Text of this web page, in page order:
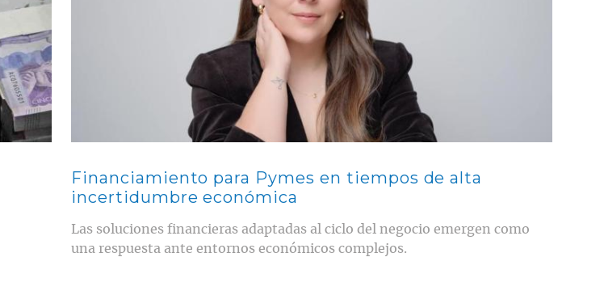
Financiamiento para Pymes en tiempos de alta
incertidumbre económica
Las soluciones financieras adaptadas al ciclo del negocio emergen como
una respuesta ante entornos económicos complejos.